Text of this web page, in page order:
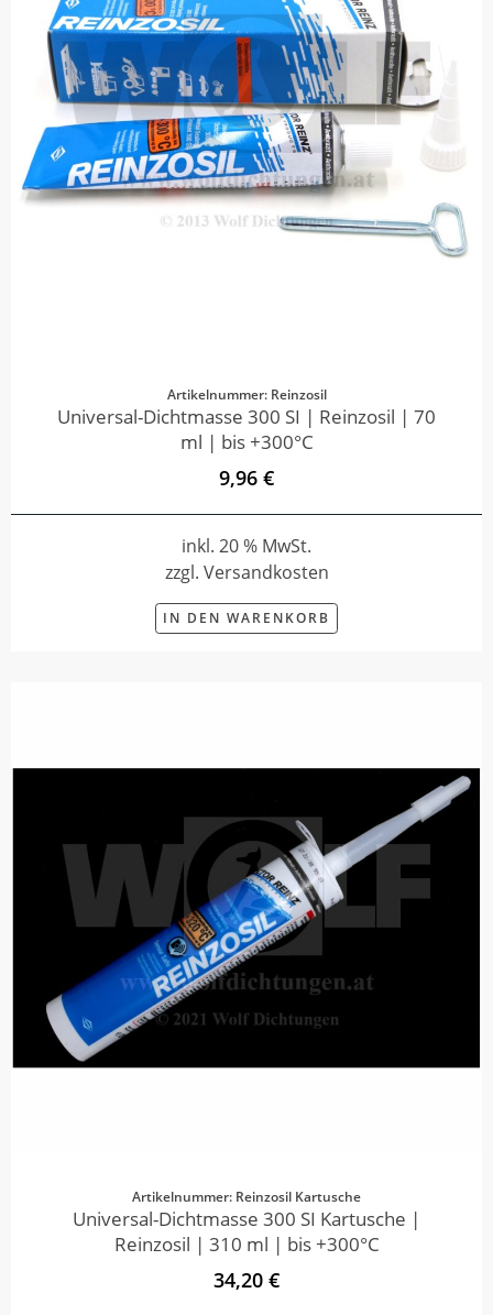
Artikelnummer: Reinzosil
Universal-Dichtmasse 300 SI | Reinzosil | 70
ml | bis +300°C
9,96 €
inkl. 20 % MwSt.
zzgl. Versandkosten
IN DEN WARENKORB
Artikelnummer: Reinzosil Kartusche
Universal-Dichtmasse 300 SI Kartusche |
Reinzosil | 310 ml | bis +300°C
34,20 €